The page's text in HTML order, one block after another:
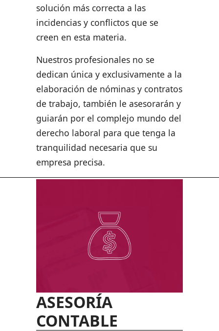
solución más correcta a las
incidencias y conflictos que se
creen en esta materia.
Nuestros profesionales no se
dedican única y exclusivamente a la
elaboración de nóminas y contratos
de trabajo, también le asesorarán y
guiarán por el complejo mundo del
derecho laboral para que tenga la
tranquilidad necesaria que su
empresa precisa.
ASESORÍA
CONTABLE